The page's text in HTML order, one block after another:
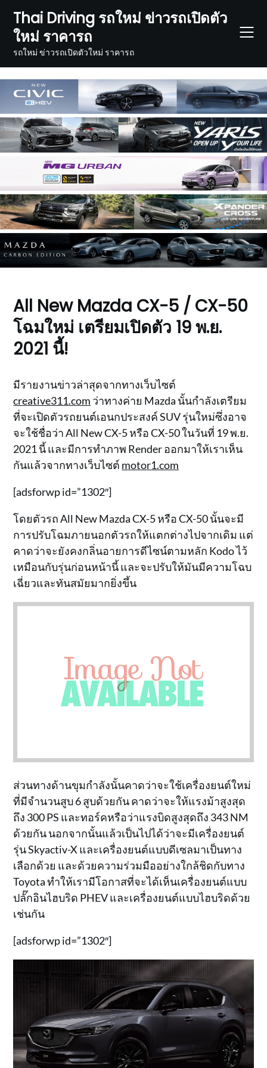
content
Thai Driving รถใหม่ ข่าวรถเปิดตัว
ใหม่ ราคารถ
รถใหม่ ข่าวรถเปิดตัวใหม่ ราคารถ
All New Mazda CX-5 / CX-50
โฉมใหม่ เตรียมเปิดตัว 19 พ.ย.
2021 นี้!
มีรายงานข่าวล่าสุดจากทางเว็บไซต์
creative311.com ว่าทางค่าย Mazda นั้นกำลังเตรียม
ที่จะเปิดตัวรถยนต์เอนกประสงค์ SUV รุ่นใหม่ซึ่งอาจ
จะใช้ชื่อว่า All New CX-5 หรือ CX-50 ในวันที่ 19 พ.ย.
2021 นี้ และมีการทำภาพ Render ออกมาให้เราเห็น
กันแล้วจากทางเว็บไซต์ motor1.com
[adsforwp id=”1302″]
โดยตัวรถ All New Mazda CX-5 หรือ CX-50 นั้นจะมี
การปรับโฉมภายนอกตัวรถให้แตกต่างไปจากเดิม แต่
คาดว่าจะยังคงกลิ่นอายการดีไซน์ตามหลัก Kodo ไว้
เหมือนกับรุ่นก่อนหน้านี้ และจะปรับให้มันมีความโฉบ
เฉี่ยวและทันสมัยมากยิ่งขึ้น
ส่วนทางด้านขุมกำลังนั้นคาดว่าจะใช้เครื่องยนต์ใหม่
ที่มีจำนวนสูบ 6 สูบด้วยกัน คาดว่าจะให้แรงม้าสูงสุด
ถึง 300 PS และทอร์คหรือว่าแรงบิดสูงสุดถึง 343 NM
ด้วยกัน นอกจากนั้นแล้วเป็นไปได้ว่าจะมีเครื่องยนต์
รุ่น Skyactiv-X และเครื่องยนต์แบบดีเซลมาเป็นทาง
เลือกด้วย และด้วยความร่วมมืออย่างใกล้ชิดกับทาง
Toyota ทำให้เรามีโอกาสที่จะได้เห็นเครื่องยนต์แบบ
ปลั๊กอินไฮบริด PHEV และเครื่องยนต์แบบไฮบริดด้วย
เช่นกัน
[adsforwp id=”1302″]